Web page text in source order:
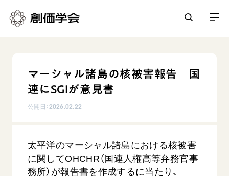
人間革命
聖典
日蓮大聖人の仏法（教学入門）
日常の活動
座談会
仏法を学ぶ
「平和の文化」を構築
核兵器の廃絶に向け連帯を拡大
世界の創価学会
マーシャル諸島の核被害報告 国
連にSGIが意見書
公開日：2026.02.22
太平洋のマーシャル諸島における核被害
に関してOHCHR（国連人権高等弁務官事
務所）が報告書を作成するに当たり、